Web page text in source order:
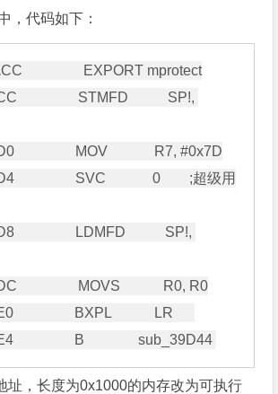
，代码如下：
EXPORT mprotect
STMFD           SP!,
MOV             R7, #0x7D
SVC             0        ;超级用
LDMFD           SP!,
MOVS            R0, R0
BXPL            LR
址，长度为0x1000的内存改为可执行